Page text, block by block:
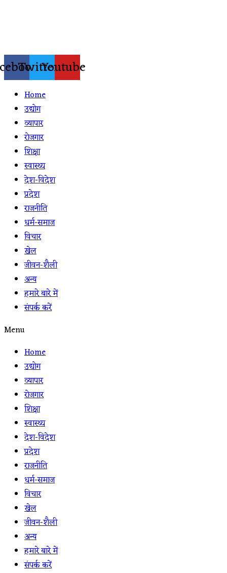
TwitterYoutube
Home
उद्योग
व्यापार
रोजगार
शिक्षा
स्वास्थ्य
देश-विदेश
प्रदेश
राजनीति
धर्म-समाज
विचार
खेल
जीवन-शैली
अन्य
हमारे बारे में
संपर्क करें
Menu
Home
उद्योग
व्यापार
रोजगार
शिक्षा
स्वास्थ्य
देश-विदेश
प्रदेश
राजनीति
धर्म-समाज
विचार
खेल
जीवन-शैली
अन्य
हमारे बारे में
संपर्क करें